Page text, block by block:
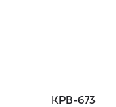
KPB-673